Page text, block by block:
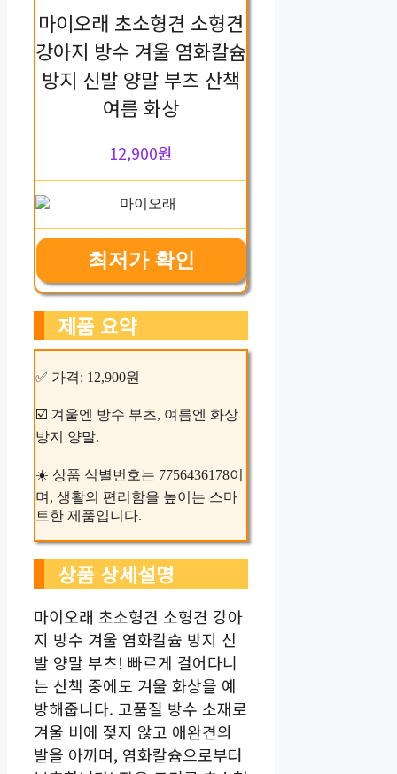
마이오래 초소형견 소형견
강아지 방수 겨울 염화칼슘
방지 신발 양말 부츠 산책
여름 화상
12,900원
최저가 확인
제품 요약
✅ 가격: 12,900원
☑️ 겨울엔 방수 부츠, 여름엔 화상
방지 양말.
☀️ 상품 식별번호는 7756436178이
며, 생활의 편리함을 높이는 스마
트한 제품입니다.
상품 상세설명
마이오래 초소형견 소형견 강아
지 방수 겨울 염화칼슘 방지 신
발 양말 부츠! 빠르게 걸어다니
는 산책 중에도 겨울 화상을 예
방해줍니다. 고품질 방수 소재로
겨울 비에 젖지 않고 애완견의
발을 아끼며, 염화칼슘으로부터